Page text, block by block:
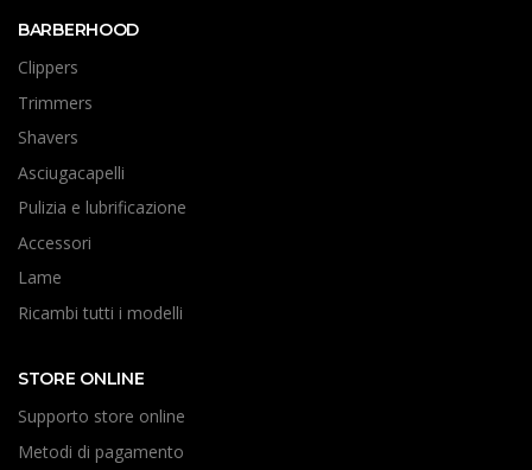
BARBERHOOD
Clippers
Trimmers
Shavers
Asciugacapelli
Pulizia e lubrificazione
Accessori
Lame
Ricambi tutti i modelli
STORE ONLINE
Supporto store online
Metodi di pagamento